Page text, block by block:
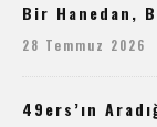
Bir Hanedan,
28 Temmuz 2026
49ers’ın